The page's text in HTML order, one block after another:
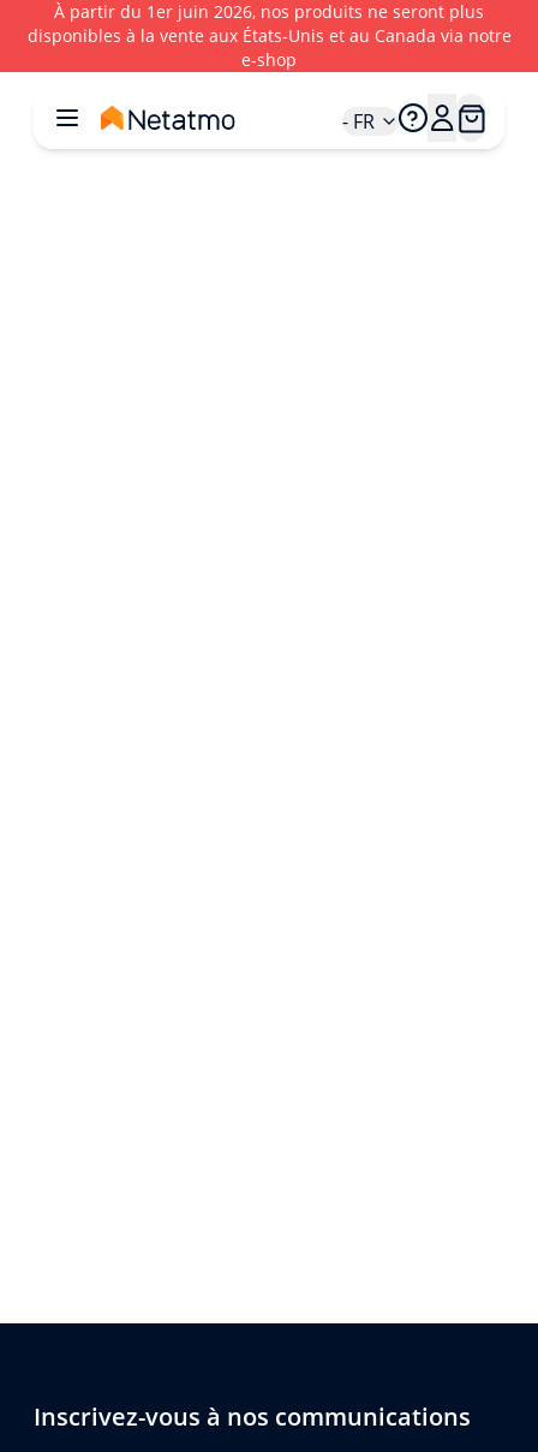
À partir du 1er juin 2026, nos produits ne seront plus
disponibles à la vente aux États‑Unis et au Canada via notre
e‑shop
- FR
Inscrivez-vous à nos communications